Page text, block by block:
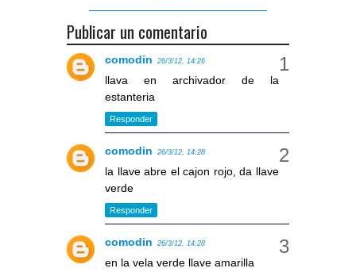
Publicar un comentario
comodin 26/3/12, 14:26
llava en archivador de la
estanteria
Responder
comodin 26/3/12, 14:28
la llave abre el cajon rojo, da llave
verde
Responder
comodin 26/3/12, 14:28
en la vela verde llave amarilla